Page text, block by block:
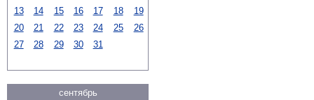
13
14 15 16 17 18
19
20
21 22 23 24 25
26
27
28 29 30 31
сентябрь